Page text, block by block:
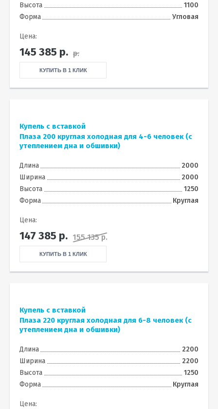
Высота
1100
Форма
Угловая
Цена:
145 385 р. р.
КУПИТЬ В 1 КЛИК
Купель с вставкой
Плаза 200 круглая холодная для 4-6 человек (с
утеплением дна и обшивки)
Длина
2000
Ширина
2000
Высота
1250
Форма
Круглая
Цена:
147 385 р. 155 135 р.
КУПИТЬ В 1 КЛИК
Купель с вставкой
Плаза 220 круглая холодная для 6-8 человек (с
утеплением дна и обшивки)
Длина
2200
Ширина
2200
Высота
1250
Форма
Круглая
Цена: